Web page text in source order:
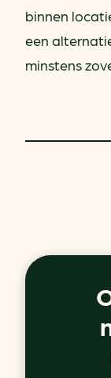
binnen
een
minstens